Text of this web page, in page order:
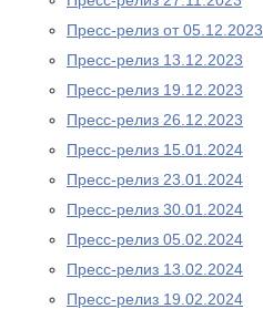
Пресс-релиз от 05.12.2023
Пресс-релиз 13.12.2023
Пресс-релиз 19.12.2023
Пресс-релиз 26.12.2023
Пресс-релиз 15.01.2024
Пресс-релиз 23.01.2024
Пресс-релиз 30.01.2024
Пресс-релиз 05.02.2024
Пресс-релиз 13.02.2024
Пресс-релиз 19.02.2024